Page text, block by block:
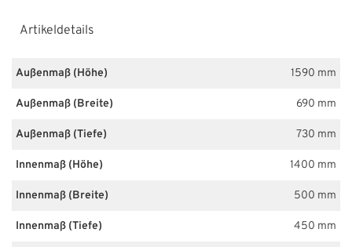
Artikeldetails
Außenmaß (Höhe) 1590 mm
Außenmaß (Breite) 690 mm
Außenmaß (Tiefe) 730 mm
Innenmaß (Höhe) 1400 mm
Innenmaß (Breite) 500 mm
Innenmaß (Tiefe) 450 mm